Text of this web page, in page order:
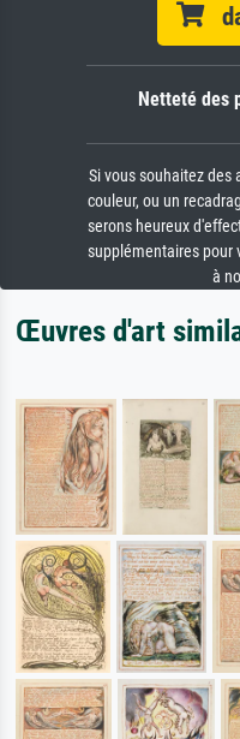
Netteté des
Si vous souhaitez
couleur, ou un
serons heureux
supplémentaires pour
à
Œuvres d'art